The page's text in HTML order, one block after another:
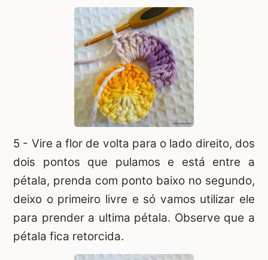
5 - Vire a flor de volta para o lado direito, dos
dois pontos que pulamos e está entre a
pétala, prenda com ponto baixo no segundo,
deixo o primeiro livre e só vamos utilizar ele
para prender a ultima pétala. Observe que a
pétala fica retorcida.